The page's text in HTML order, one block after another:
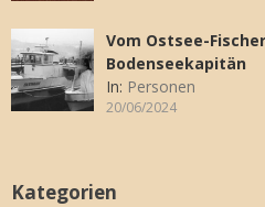
Vom Ostsee-
Bodenseekapitän
In: Personen
20/06/2024
Kategorien